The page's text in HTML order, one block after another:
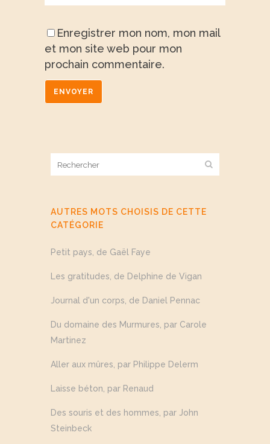
Enregistrer mon nom, mon mail
et mon site web pour mon
prochain commentaire.
AUTRES MOTS CHOISIS DE CETTE
CATÉGORIE
Petit pays, de Gaël Faye
Les gratitudes, de Delphine de Vigan
Journal d'un corps, de Daniel Pennac
Du domaine des Murmures, par Carole
Martinez
Aller aux mûres, par Philippe Delerm
Laisse béton, par Renaud
Des souris et des hommes, par John
Steinbeck